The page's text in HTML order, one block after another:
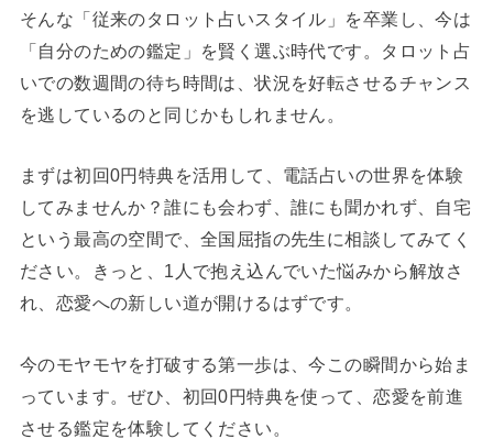
そんな「従来のタロット占いスタイル」を卒業し、今は
「自分のための鑑定」を賢く選ぶ時代です。タロット占
いでの数週間の待ち時間は、状況を好転させるチャンス
を逃しているのと同じかもしれません。
まずは初回0円特典を活用して、電話占いの世界を体験
してみませんか？誰にも会わず、誰にも聞かれず、自宅
という最高の空間で、全国屈指の先生に相談してみてく
ださい。きっと、1人で抱え込んでいた悩みから解放さ
れ、恋愛への新しい道が開けるはずです。
今のモヤモヤを打破する第一歩は、今この瞬間から始ま
っています。ぜひ、初回0円特典を使って、恋愛を前進
させる鑑定を体験してください。